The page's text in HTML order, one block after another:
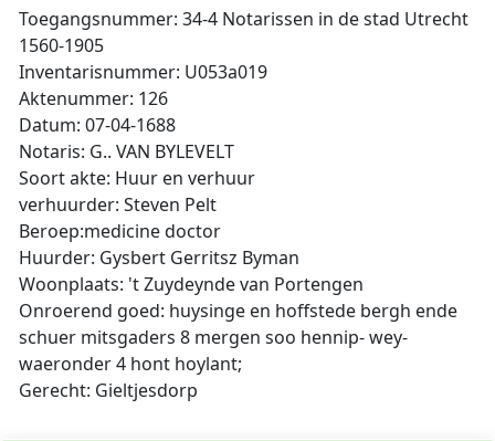
Toegangsnummer: 34-4 Notarissen in de stad Utrecht
1560-1905
Inventarisnummer: U053a019
Aktenummer: 126
Datum: 07-04-1688
Notaris: G.. VAN BYLEVELT
Soort akte: Huur en verhuur
verhuurder: Steven Pelt
Beroep:medicine doctor
Huurder: Gysbert Gerritsz Byman
Woonplaats: 't Zuydeynde van Portengen
Onroerend goed: huysinge en hoffstede bergh ende
schuer mitsgaders 8 mergen soo hennip- wey-
waeronder 4 hont hoylant;
Gerecht: Gieltjesdorp